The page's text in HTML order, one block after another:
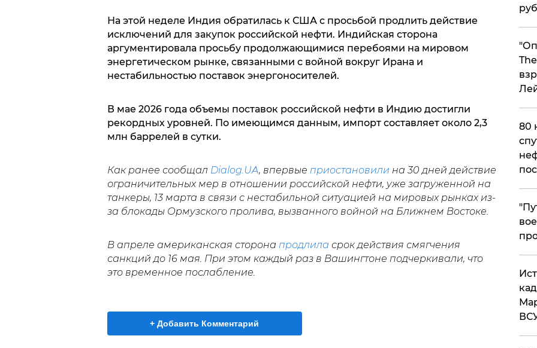
На этой неделе Индия обратилась к США с просьбой продлить действие
исключений для закупок российской нефти. Индийская сторона
аргументировала просьбу продолжающимися перебоями на мировом
энергетическом рынке, связанными с войной вокруг Ирана и
нестабильностью поставок энергоносителей.
В мае 2026 года объемы поставок российской нефти в Индию достигли
рекордных уровней. По имеющимся данным, импорт составляет около 2,3
млн баррелей в сутки.
Как ранее сообщал Dialog.UA, впервые приостановили на 30 дней действие
ограничительных мер в отношении российской нефти, уже загруженной на
танкеры, 13 марта в связи с нестабильной ситуацией на мировых рынках из-
за блокады Ормузского пролива, вызванного войной на Ближнем Востоке.
В апреле американская сторона продлила срок действия смягчения
санкций до 16 мая. При этом каждый раз в Вашингтоне подчеркивали, что
это временное послабление.
+ Добавить Комментарий
80